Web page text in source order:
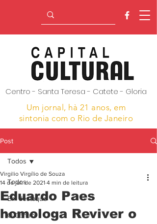
Centro - Santa Teresa - Catete - Gloria
Um jornal, hà 21 anos, em
sintonia com o Rio de Janeiro
Post
Todos
Em destaque
O Centro
Todos
Eduardo Paes
homologa Reviver o
Virgilio Virgílio de Souza
14 de jul. de 2021 4 min de leitura